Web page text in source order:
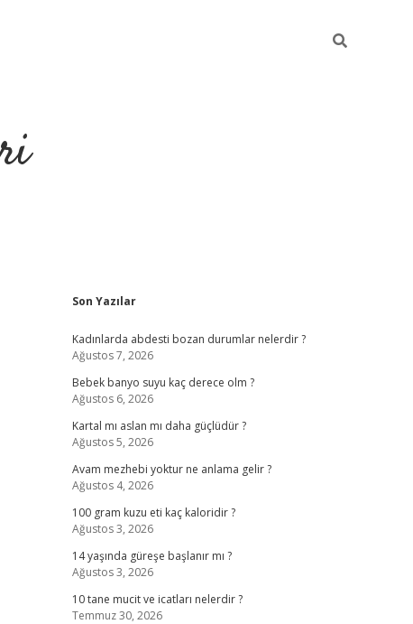
Sidebar
Son Yazılar
Kadınlarda abdesti bozan durumlar nelerdir ?
Ağustos 7, 2026
Bebek banyo suyu kaç derece olm ?
Ağustos 6, 2026
Kartal mı aslan mı daha güçlüdür ?
Ağustos 5, 2026
Avam mezhebi yoktur ne anlama gelir ?
Ağustos 4, 2026
100 gram kuzu eti kaç kaloridir ?
Ağustos 3, 2026
14 yaşında güreşe başlanır mı ?
Ağustos 3, 2026
10 tane mucit ve icatları nelerdir ?
Temmuz 30, 2026
veren bahis siteleri